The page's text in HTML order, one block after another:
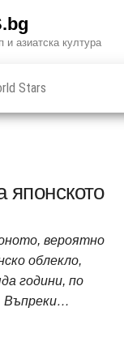
и азиатска култура
Stars
японското
вероятно
облекло,
години, по
Въпреки…